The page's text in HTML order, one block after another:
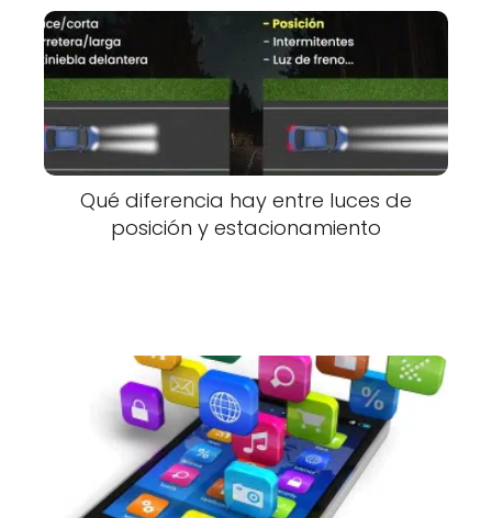
Qué diferencia hay entre luces de
posición y estacionamiento